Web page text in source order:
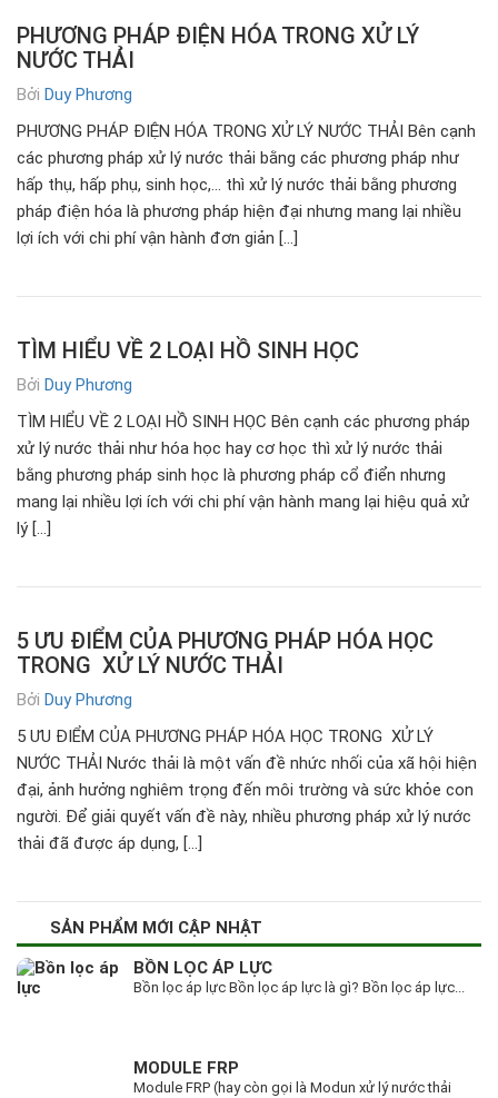
PHƯƠNG PHÁP ĐIỆN HÓA TRONG XỬ LÝ
NƯỚC THẢI
Bởi Duy Phương
PHƯƠNG PHÁP ĐIỆN HÓA TRONG XỬ LÝ NƯỚC THẢI Bên cạnh
các phương pháp xử lý nước thải bằng các phương pháp như
hấp thụ, hấp phụ, sinh học,… thì xử lý nước thải bằng phương
pháp điện hóa là phương pháp hiện đại nhưng mang lại nhiều
lợi ích với chi phí vận hành đơn giản […]
TÌM HIỂU VỀ 2 LOẠI HỒ SINH HỌC
Bởi Duy Phương
TÌM HIỂU VỀ 2 LOẠI HỒ SINH HỌC Bên cạnh các phương pháp
xử lý nước thải như hóa học hay cơ học thì xử lý nước thải
bằng phương pháp sinh học là phương pháp cổ điển nhưng
mang lại nhiều lợi ích với chi phí vận hành mang lại hiệu quả xử
lý […]
5 ƯU ĐIỂM CỦA PHƯƠNG PHÁP HÓA HỌC
TRONG XỬ LÝ NƯỚC THẢI
Bởi Duy Phương
5 ƯU ĐIỂM CỦA PHƯƠNG PHÁP HÓA HỌC TRONG XỬ LÝ
NƯỚC THẢI Nước thải là một vấn đề nhức nhối của xã hội hiện
đại, ảnh hưởng nghiêm trọng đến môi trường và sức khỏe con
người. Để giải quyết vấn đề này, nhiều phương pháp xử lý nước
thải đã được áp dụng, […]
SẢN PHẨM MỚI CẬP NHẬT
BỒN LỌC ÁP LỰC
Bồn lọc áp lực Bồn lọc áp lực là gì? Bồn lọc áp lực...
MODULE FRP
Module FRP (hay còn gọi là Modun xử lý nước thải